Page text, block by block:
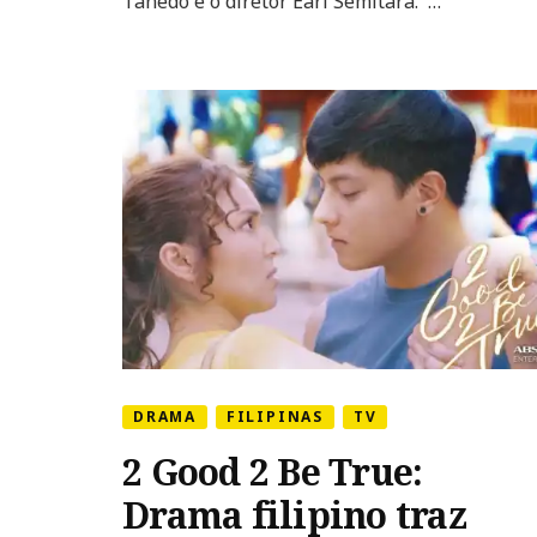
Richards
DRAMA FILIPINAS TV
2 Good 2 Be True:
Drama filipino traz